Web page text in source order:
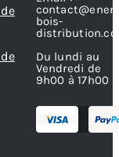
bois-
Du lundi au
Vendredi de
9h00 à 17h00